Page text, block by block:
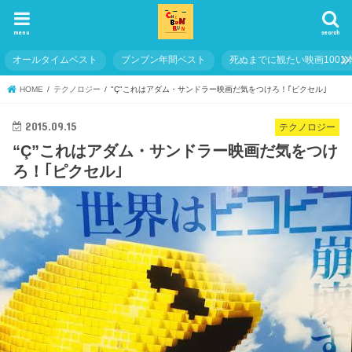
search
menu
オールタイムベスト ブンブン年間ベスト 死ぬまでに観たい映画1001
HOME テクノロジー "Ç"これはアダム・サンドラー映画だ気をつけろ！｢ピクセル｣
テクノロジー
2015.09.15
“Ç”これはアダム・サンドラー映画だ気をつけ
ろ！｢ピクセル｣